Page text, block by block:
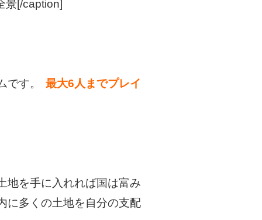
景[/caption]
す。 最大6人までプレイ
地を手に入れれば国は富み
に多くの土地を自分の支配